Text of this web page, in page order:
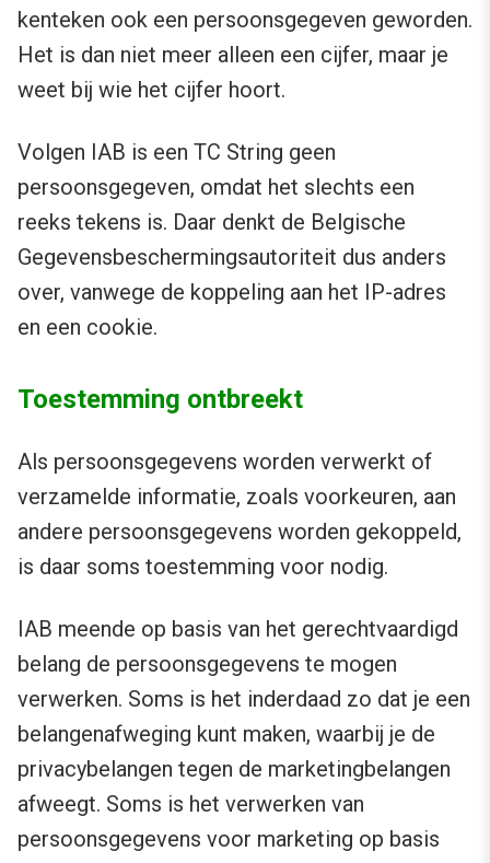
kenteken ook een persoonsgegeven geworden.
Het is dan niet meer alleen een cijfer, maar je
weet bij wie het cijfer hoort.
Volgen IAB is een TC String geen
persoonsgegeven, omdat het slechts een
reeks tekens is. Daar denkt de Belgische
Gegevensbeschermingsautoriteit dus anders
over, vanwege de koppeling aan het IP-adres
en een cookie.
Toestemming ontbreekt
Als persoonsgegevens worden verwerkt of
verzamelde informatie, zoals voorkeuren, aan
andere persoonsgegevens worden gekoppeld,
is daar soms toestemming voor nodig.
IAB meende op basis van het gerechtvaardigd
belang de persoonsgegevens te mogen
verwerken. Soms is het inderdaad zo dat je een
belangenafweging kunt maken, waarbij je de
privacybelangen tegen de marketingbelangen
afweegt. Soms is het verwerken van
persoonsgegevens voor marketing op basis